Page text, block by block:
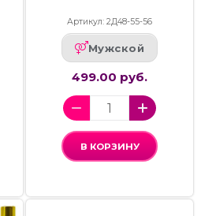
Артикул: 2Д48-55-56
Мужской
499.00 руб.
В КОРЗИНУ